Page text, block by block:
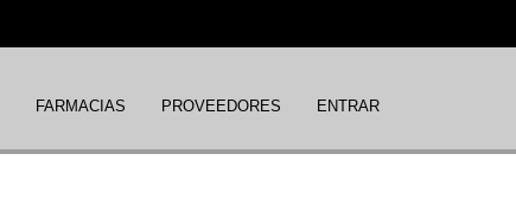
FARMACIAS PROVEEDORES ENTRAR